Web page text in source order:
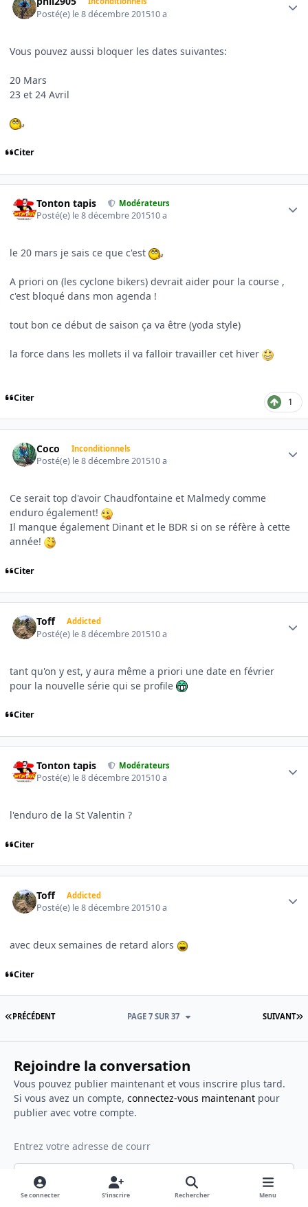
Posté(e) le 8 décembre 201510 a
Vous pouvez aussi bloquer les dates suivantes:
20 Mars
23 et 24 Avril
Citer
Tonton tapis Modérateurs
Posté(e) le 8 décembre 201510 a
le 20 mars je sais ce que c'est
A priori on (les cyclone bikers) devrait aider pour la course ,
c'est bloqué dans mon agenda !
tout bon ce début de saison ça va être (yoda style)
la force dans les mollets il va falloir travailler cet hiver
Citer 1
Coco Inconditionnels
Posté(e) le 8 décembre 201510 a
Ce serait top d'avoir Chaudfontaine et Malmedy comme
enduro également!
Il manque également Dinant et le BDR si on se réfère à cette
année!
Citer
Toff Addicted
Posté(e) le 8 décembre 201510 a
tant qu'on y est, y aura même a priori une date en février
pour la nouvelle série qui se profile
Citer
Tonton tapis Modérateurs
Posté(e) le 8 décembre 201510 a
l'enduro de la St Valentin ?
Citer
Toff Addicted
Posté(e) le 8 décembre 201510 a
avec deux semaines de retard alors
Citer
PREMIÈRE PAGE
PRÉCÉDENT SUIVANT
PAGE 7 SUR 37
Rejoindre la conversation
Vous pouvez publier maintenant et vous inscrire plus tard.
Si vous avez un compte, connectez-vous maintenantpour
publier avec votre compte.
Répondre à ce sujet…
Se connecter S’inscrire Rechercher Menu